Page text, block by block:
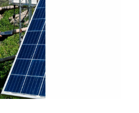
Al voltant
taula